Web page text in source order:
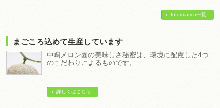
Information一覧
まごころ込めて生産しています
中嶋メロン園の美味しさ秘密は、環境に配慮した4つ
のこだわりによるものです。
詳しくはこちら